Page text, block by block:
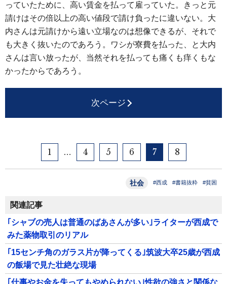
っていたために、高い賃金を払って雇っていた。きっと元
請けはその倍以上の高い値段で請け負ったに違いない。大
内さんは元請けから遠い立場なのは想像できるが、それで
も大きく抜いたのであろう。ワシが寮費を払った、と大内
さんは言い放ったが、当然それを払っても痛くも痒くもな
かったからであろう。
次ページ
1 … 4 5 6 7 8
社会 #西成 #書籍抜粋 #貧困
関連記事
｢シャブの売人は普通のばあさんが多い｣ライターが西成で
みた薬物取引のリアル
｢15センチ角のガラス片が降ってくる｣筑波大卒25歳が西成
の飯場で見た壮絶な現場
｢仕事やお金を失ってもやめられない｣性欲の強さと関係な